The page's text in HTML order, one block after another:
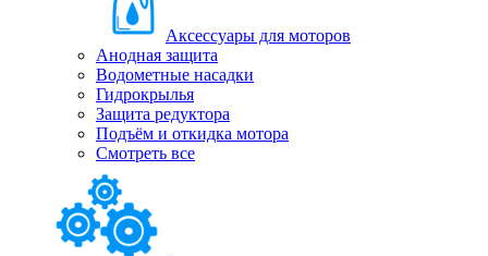
Аксессуары для моторов
Анодная защита
Водометные насадки
Гидрокрылья
Защита редуктора
Подъём и откидка мотора
Смотреть все